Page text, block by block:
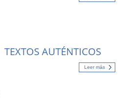
TEXTOS AUTÉNTICOS
Leer más